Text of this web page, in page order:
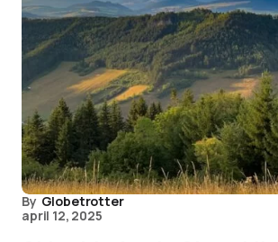
By Globetrotter
april 12, 2025